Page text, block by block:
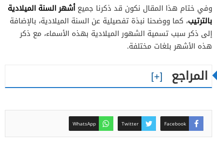
وفي ختام هذا المقال نكون قد ذكرنا جميعأشهر السنة الميلادية
بالترتيب، كما ووضحنا نبذة تفصيلية عن السنة الميلادية، بالإضافة
إلى ذكر سبب تسمية الشهور الميلادية بهذه الأسماء، مع ذكر
هذه الأشهر بلغات مختلفة.
المراجع
Facebook
Twitter
WhatsApp